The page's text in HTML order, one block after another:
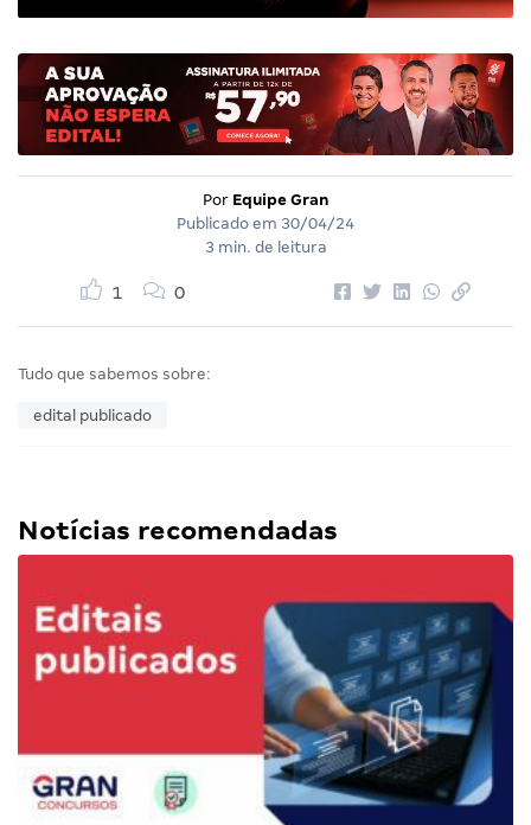
Por Equipe Gran
Publicado em 30/04/24
3 min. de leitura
1 0
Tudo que sabemos sobre:
edital publicado
Notícias recomendadas